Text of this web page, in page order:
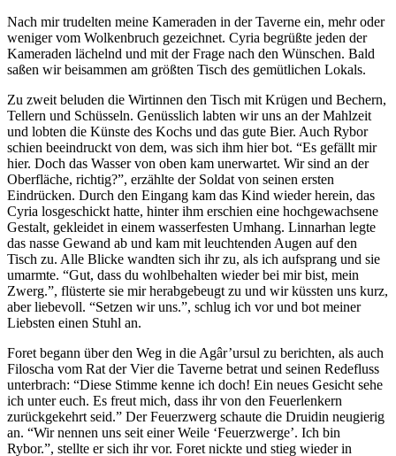
Nach mir trudelten meine Kameraden in der Taverne ein, mehr oder
weniger vom Wolkenbruch gezeichnet. Cyria begrüßte jeden der
Kameraden lächelnd und mit der Frage nach den Wünschen. Bald
saßen wir beisammen am größten Tisch des gemütlichen Lokals.
Zu zweit beluden die Wirtinnen den Tisch mit Krügen und Bechern,
Tellern und Schüsseln. Genüsslich labten wir uns an der Mahlzeit
und lobten die Künste des Kochs und das gute Bier. Auch Rybor
schien beeindruckt von dem, was sich ihm hier bot. “Es gefällt mir
hier. Doch das Wasser von oben kam unerwartet. Wir sind an der
Oberfläche, richtig?”, erzählte der Soldat von seinen ersten
Eindrücken. Durch den Eingang kam das Kind wieder herein, das
Cyria losgeschickt hatte, hinter ihm erschien eine hochgewachsene
Gestalt, gekleidet in einem wasserfesten Umhang. Linnarhan legte
das nasse Gewand ab und kam mit leuchtenden Augen auf den
Tisch zu. Alle Blicke wandten sich ihr zu, als ich aufsprang und sie
umarmte. “Gut, dass du wohlbehalten wieder bei mir bist, mein
Zwerg.”, flüsterte sie mir herabgebeugt zu und wir küssten uns kurz,
aber liebevoll. “Setzen wir uns.”, schlug ich vor und bot meiner
Liebsten einen Stuhl an.
Foret begann über den Weg in die Agâr’ursul zu berichten, als auch
Filoscha vom Rat der Vier die Taverne betrat und seinen Redefluss
unterbrach: “Diese Stimme kenne ich doch! Ein neues Gesicht sehe
ich unter euch. Es freut mich, dass ihr von den Feuerlenkern
zurückgekehrt seid.” Der Feuerzwerg schaute die Druidin neugierig
an. “Wir nennen uns seit einer Weile ‘Feuerzwerge’. Ich bin
Rybor.”, stellte er sich ihr vor. Foret nickte und stieg wieder in